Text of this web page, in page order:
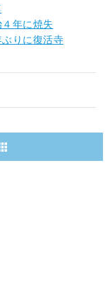
４年に焼失
ぶりに復活寺